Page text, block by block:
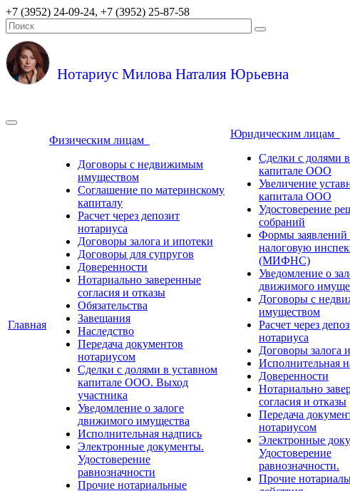
+7 (3952) 24-09-24, +7 (3952) 25-87-58
Нотариус Милова Наталия Юрьевна
Главная
Физическим лицам
Договоры с недвижимым
имуществом
Соглашение по материнскому
капиталу
Расчет через депозит
нотариуса
Договоры залога и ипотеки
Договоры для супругов
Доверенности
Нотариально заверенные
согласия и отказы
Обязательства
Завещания
Наследство
Передача документов
нотариусом
Сделки с долями в уставном
капитале ООО. Выход
участника
Уведомление о залоге
движимого имущества
Исполнительная надпись
Электронные документы.
Удостоверение
равнозначности
Прочие нотариальные
Юридическим лицам
Сделки с долями
капитале ООО
Увеличение
капитала ООО
Удостоверение
собраний
Формы заявлений
налоговую
(МИФНС)
Уведомление о
движимого
Договоры с
имуществом
Расчет через
нотариуса
Договоры залога
Исполнительная
Доверенности
Нотариально
согласия и отказы
Передача
нотариусом
Электронные
Удостоверение
равнозначности.
Прочие